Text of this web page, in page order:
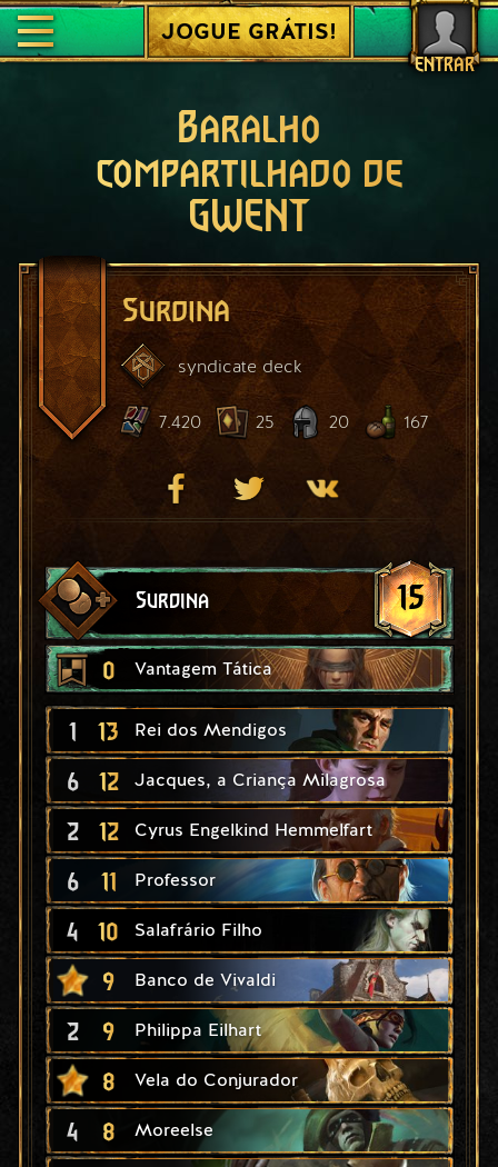
ENTRAR
JOGUE GRÁTIS!
Baralho
compartilhado de
GWENT
Surdina
syndicate deck
7.420 25 20 167
Surdina 15
0 Vantagem Tática
1 13 Rei dos Mendigos
6 12 Jacques, a Criança Milagrosa
2 12 Cyrus Engelkind Hemmelfart
6 11 Professor
4 10 Salafrário Filho
9 Banco de Vivaldi
2 9 Philippa Eilhart
8 Vela do Conjurador
4 8 Moreelse